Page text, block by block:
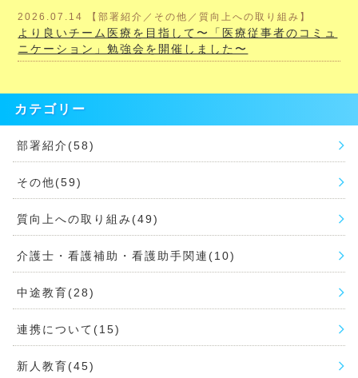
2026.07.14 【部署紹介／その他／質向上への取り組み】
より良いチーム医療を目指して〜「医療従事者のコミュ
ニケーション」勉強会を開催しました〜
カテゴリー
部署紹介(58)
その他(59)
質向上への取り組み(49)
介護士・看護補助・看護助手関連(10)
中途教育(28)
連携について(15)
新人教育(45)